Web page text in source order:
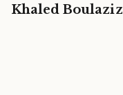
Khaled Boulaziz